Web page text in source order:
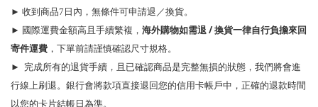
► 收到商品7日內，無條件可申請退／換貨。
► 國際運費金額高且手續繁複， 海外購物如需退 / 換貨一律自行負擔來回
寄件運費 ，下單前請謹慎確認尺寸規格。
► 完成所有的退貨手續，且已確認商品是完整無損的狀態，我們將會進
行線上刷退。銀行會將款項直接退回您的信用卡帳戶中，正確的退款時間
以您的卡片結帳日為準。